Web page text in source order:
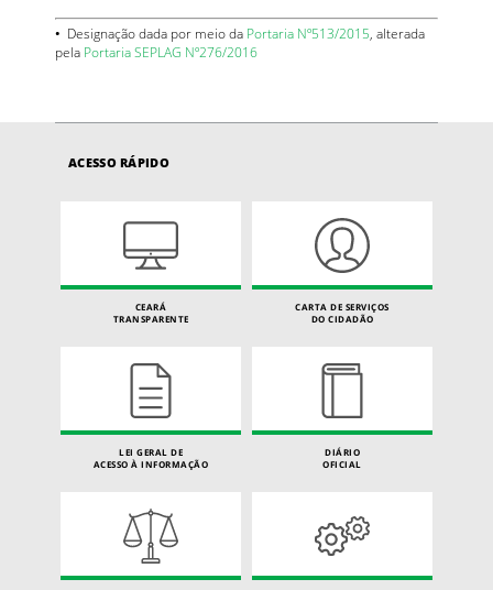
• Designação dada por meio da Portaria Nº513/2015, alterada
pela Portaria SEPLAG Nº276/2016
ACESSO RÁPIDO
CEARÁ
TRANSPARENTE
CARTA DE SERVIÇOS
DO CIDADÃO
LEI GERAL DE
ACESSO À INFORMAÇÃO
DIÁRIO
OFICIAL